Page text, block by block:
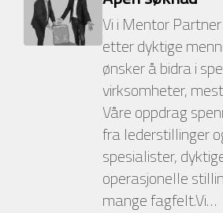
Vi i Mentor
etter dyktige
ønsker å bidra i
virksomheter,
Våre oppdrag
fra lederstillinger
spesialister,
operasjonelle
mange fagfelt.Vi…